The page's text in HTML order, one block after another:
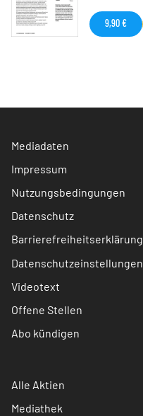
9,90 €
Mediadaten
Impressum
Nutzungsbedingungen
Datenschutz
Barrierefreiheitserklärung
Datenschutzeinstellungen
Videotext
Offene Stellen
Abo kündigen
Alle Aktien
Mediathek